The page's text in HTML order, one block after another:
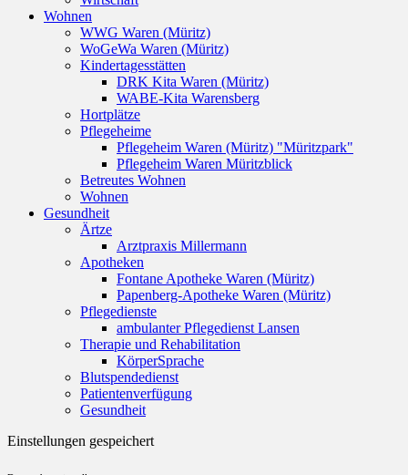
Wohnen
WWG Waren (Müritz)
WoGeWa Waren (Müritz)
Kindertagesstätten
DRK Kita Waren (Müritz)
WABE-Kita Warensberg
Hortplätze
Pflegeheime
Pflegeheim Waren (Müritz) "Müritzpark"
Pflegeheim Waren Müritzblick
Betreutes Wohnen
Wohnen
Gesundheit
Ärtze
Arztpraxis Millermann
Apotheken
Fontane Apotheke Waren (Müritz)
Papenberg-Apotheke Waren (Müritz)
Pflegedienste
ambulanter Pflegedienst Lansen
Therapie und Rehabilitation
KörperSprache
Blutspendedienst
Patientenverfügung
Gesundheit
Einstellungen gespeichert